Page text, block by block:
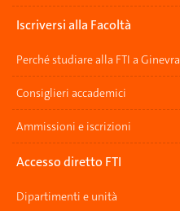
Iscriversi alla Facoltà
Perché studiare alla FTI a Ginevra
Consiglieri accademici
Ammissioni e iscrizioni
Accesso diretto FTI
Dipartimenti e unità